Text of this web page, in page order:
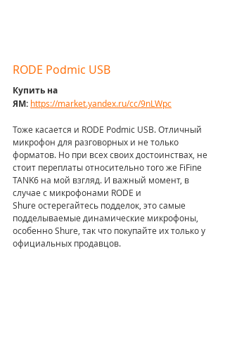
RODE Podmic USB
Купить на
ЯМ: https://market.yandex.ru/cc/9nLWpc
Тоже касается и RODE Podmic USB. Отличный
микрофон для разговорных и не только
форматов. Но при всех своих достоинствах, не
стоит переплаты относительно того же FiFine
TANK6 на мой взгляд. И важный момент, в
случае с микрофонами RODE и
Shure остерегайтесь подделок, это самые
подделываемые динамические микрофоны,
особенно Shure, так что покупайте их только у
официальных продавцов.